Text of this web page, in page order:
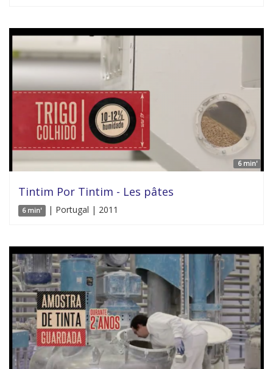
6 min'
Tintim Por Tintim - Les pâtes
6 min' | Portugal | 2011